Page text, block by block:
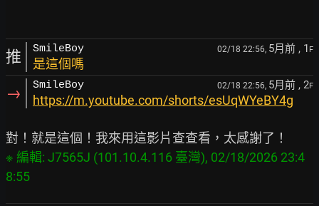
推 SmileBoy 02/18 22:56, 5月前 , 1 F
是這個嗎
→ SmileBoy 02/18 22:56, 5月前 , 2F
https://m.youtube.com/shorts/esUqWYeBY4g
※ 編輯: J7565J (101.10.4.116 臺灣), 02/18/2026 23:4